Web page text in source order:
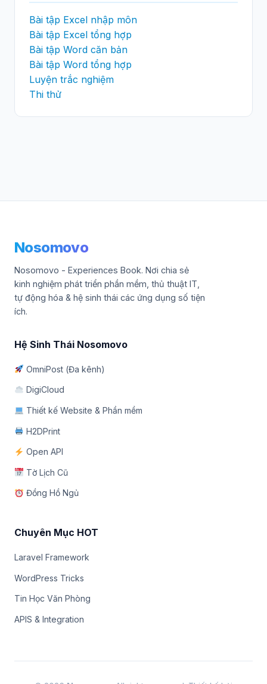
Bài tập Excel nhập môn
Bài tập Excel tổng hợp
Bài tập Word căn bản
Bài tập Word tổng hợp
Luyện trắc nghiệm
Thi thử
Nosomovo
Nosomovo - Experiences Book. Nơi chia sẻ
kinh nghiệm phát triển phần mềm, thủ thuật IT,
tự động hóa & hệ sinh thái các ứng dụng số tiện
ích.
Hệ Sinh Thái Nosomovo
OmniPost (Đa kênh)
DigiCloud
Thiết kế Website & Phần mềm
H2DPrint
Open API
Tờ Lịch Cũ
Đồng Hồ Ngủ
Chuyên Mục HOT
Laravel Framework
WordPress Tricks
Tin Học Văn Phòng
APIS & Integration